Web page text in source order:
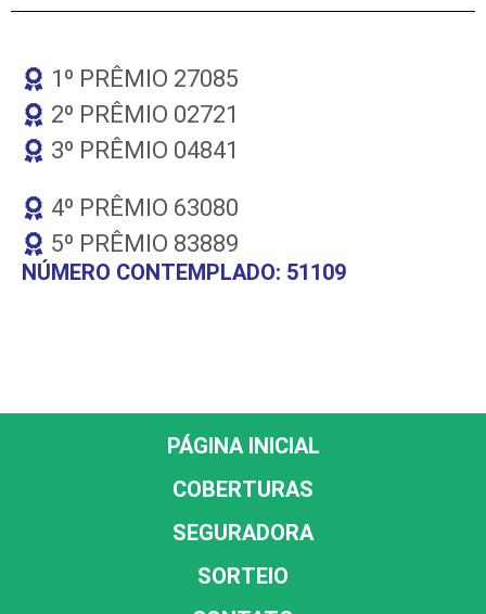
1º PRÊMIO 27085
2º PRÊMIO 02721
3º PRÊMIO 04841
4º PRÊMIO 63080
5º PRÊMIO 83889
NÚMERO CONTEMPLADO: 51109
PÁGINA INICIAL
COBERTURAS
SEGURADORA
SORTEIO